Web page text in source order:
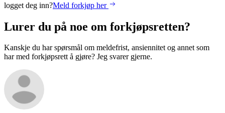
logget deg inn?Meld forkjøp her
Lurer du på noe om forkjøpsretten?
Kanskje du har spørsmål om meldefrist, ansiennitet og annet som
har med forkjøpsrett å gjøre? Jeg svarer gjerne.